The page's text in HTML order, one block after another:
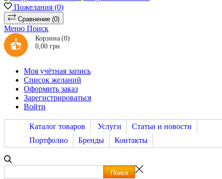
Пожелания (0)
Сравнение (0)
Меню Поиск
Корзина (0)
0,00 грн
Моя учётная запись
Список желаний
Оформить заказ
Зарегистрироваться
Войти
Каталог товаров Услуги
Статьи и новости
Портфолио
Бренды Контакты